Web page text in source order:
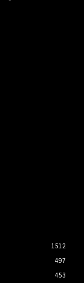
1512
497
453